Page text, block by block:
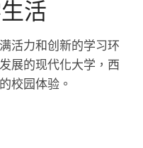
活
活力和创新的学习环
展的现代化大学，西
校园体验。